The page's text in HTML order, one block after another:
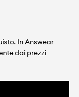
In Answear
dai prezzi